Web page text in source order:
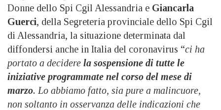
Donne dello Spi Cgil Alessandria e Giancarla
Guerci, della Segreteria provinciale dello Spi Cgil
di Alessandria, la situazione determinata dal
diffondersi anche in Italia del coronavirus “ci ha
portato a decidere la sospensione di tutte le
iniziative programmate nel corso del mese di
marzo. Lo abbiamo fatto, sia pure a malincuore,
non soltanto in osservanza delle indicazioni che